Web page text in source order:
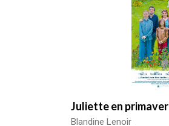
Juliette en
Blandine Lenoir